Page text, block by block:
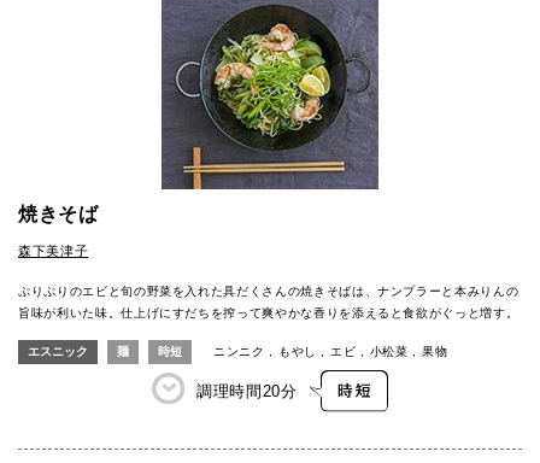
焼きそば
森下美津子
ぷりぷりのエビと旬の野菜を入れた具だくさんの焼きそばは、ナンプラーと本みりんの
旨味が利いた味。仕上げにすだちを搾って爽やかな香りを添えると食欲がぐっと増す。
エスニック 麺 時短 ニンニク もやし エビ 小松菜 果物
調理時間 20分